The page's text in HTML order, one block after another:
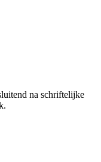
na schriftelijke